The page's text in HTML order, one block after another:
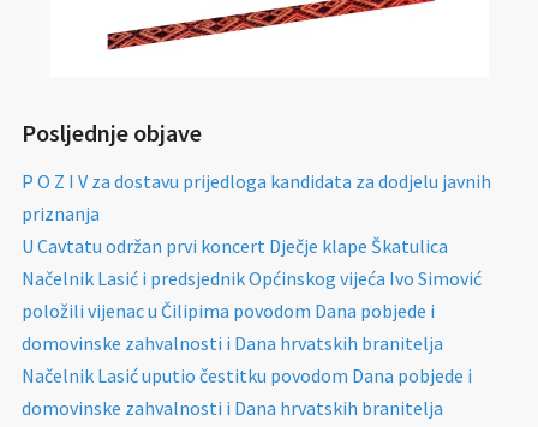
Posljednje objave
P O Z I V za dostavu prijedloga kandidata za dodjelu javnih
priznanja
U Cavtatu održan prvi koncert Dječje klape Škatulica
Načelnik Lasić i predsjednik Općinskog vijeća Ivo Simović
položili vijenac u Čilipima povodom Dana pobjede i
domovinske zahvalnosti i Dana hrvatskih branitelja
Načelnik Lasić uputio čestitku povodom Dana pobjede i
domovinske zahvalnosti i Dana hrvatskih branitelja